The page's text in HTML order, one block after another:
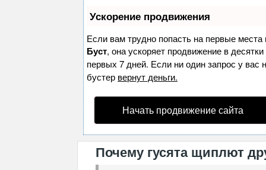
Ускорение продвижения
Если вам трудно попасть на первые
Буст, она ускоряет продвижение в
первых 7 дней. Если ни один запрос у вас
бустер вернут деньги.
Начать продвижение сайта
Почему гусята щиплют